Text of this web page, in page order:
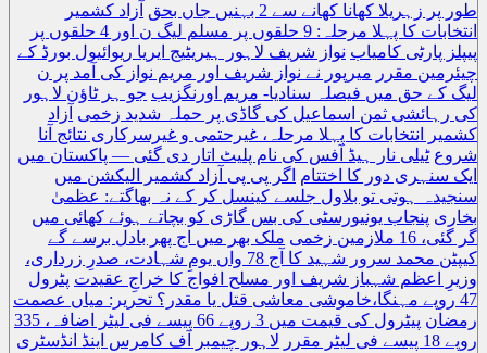
زہریلا کھانا کھانے سے 2 بہنیں جاں بحق
آزاد کشمیر
انتخابات کا پہلا مرحلہ: 9 حلقوں پر مسلم لیگ ن اور 4 حلقوں پر
پارٹی کامیاب نواز شریف لاہور ہیریٹیج ایریا ریوائیول بورڈ کے
مقرر میرپور نے نواز شریف اور مریم نواز کی آمد پر ن
کے حق میں فیصلہ سنادیا- مریم اورنگزیب جو ہر ٹاؤن لاہور
ثمن اسماعیل کی گاڈی پر حملہ شدید زخمی آزاد
انتخابات کا پہلا مرحلہ، غیرحتمی و غیرسرکاری نتائج آنا
ٹیلی نار ہیڈ آفس کی نام پلیٹ اتار دی گئی — پاکستان میں
سنہری دور کا اختتام اگر پی پی آزاد کشمیر الیکشن میں
ہوتی تو بلاول جلسے کینسل کر کے نہ بھاگتے: عظمیٰ
پنجاب یونیورسٹی کی بس گاڑی کو بچاتے ہوئے کھائی میں
ملازمین زخمی
ملک بھر میں اج پھر بادل برسے گے
کیپٹن محمد سرور شہید کا آج 78 واں یومِ شہادت، صدرِ زرداری،
اعظم شہباز شریف اور مسلح افواج کا خراجِ عقیدت پٹرول
روپے مہنگا،خاموشی معاشی قتل یا مقدر؟ ​تحریر: میاں عصمت
پیٹرول کی قیمت میں 3 روپے 66 پیسے فی لیٹر اضافہ، 335
مقرر
لاہور چیمبر آف کامرس اینڈ انڈسٹری